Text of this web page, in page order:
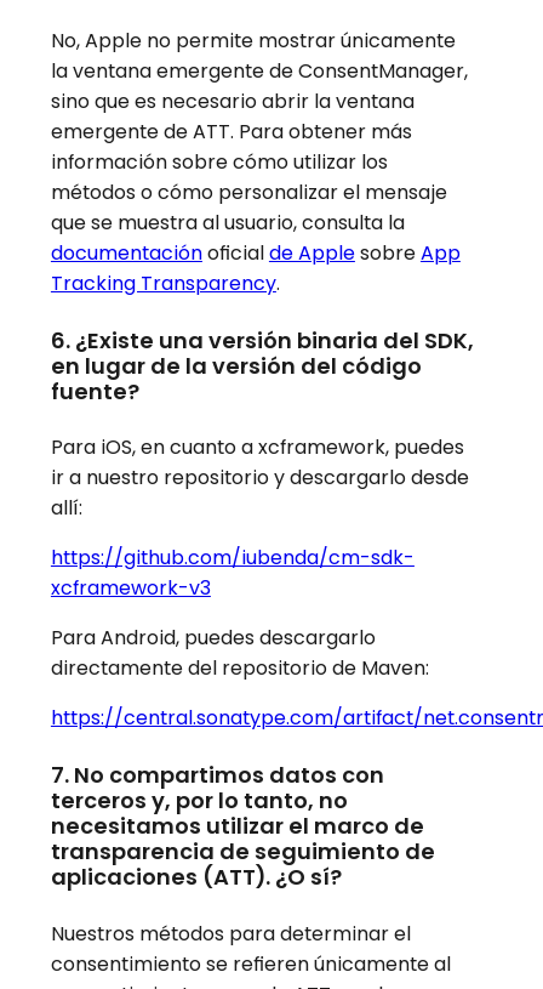
No, Apple no permite mostrar únicamente
la ventana emergente de ConsentManager,
sino que es necesario abrir la ventana
emergente de ATT. Para obtener más
información sobre cómo utilizar los
métodos o cómo personalizar el mensaje
que se muestra al usuario, consulta la
documentaciónoficialde ApplesobreApp
Tracking Transparency.
6. ¿Existe una versión binaria del SDK,
en lugar de la versión del código
fuente?
Para iOS, en cuanto a xcframework, puedes
ir a nuestro repositorio y descargarlo desde
allí:
https://github.com/iubenda/cm-sdk-
xcframework-v3
Para Android, puedes descargarlo
directamente del repositorio de Maven:
https://central.sonatype.com/artifact/
7. No compartimos datos con
terceros y, por lo tanto, no
necesitamos utilizar el marco de
transparencia de seguimiento de
aplicaciones (ATT). ¿O sí?
Nuestros métodos para determinar el
consentimiento se refieren únicamente al